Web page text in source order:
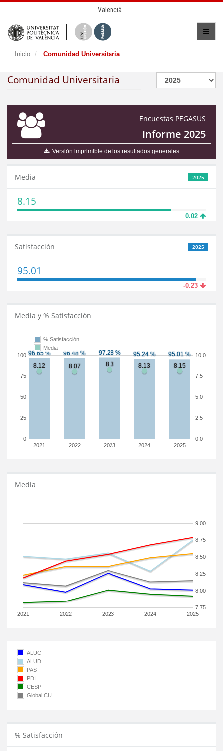
Valencià
Inicio Comunidad Universitaria
Comunidad Universitaria
Encuestas PEGASUS
Informe 2025
Versión imprimible de los resultados generales
2025
Media
8.15
0.02
2025
Satisfacción
95.01
-0.23
Media y % Satisfacción
2021 2022 2023 2024 2025
0
25
50
75
100
0.0
2.5
5.0
7.5
10.0
% Satisfacción
Media
Media
2021 2022 2023 2024 2025
7.75
8.00
8.25
8.50
8.75
9.00
ALUC
ALUD
PAS
PDI
CESP
Global CU
% Satisfacción